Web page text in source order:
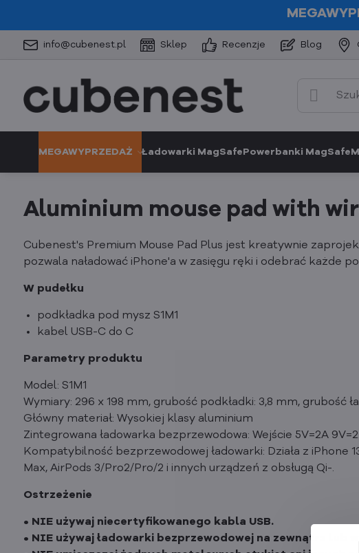
info@cubenest.pl Sklep Recenzje Blog
MEGAWYPRZEDAŻ Ładowarki MagSafe Powerbanki MagSafe
Aluminium mouse pad with
Cubenest's Premium Mouse Pad Plus jest kreatywnie
pozwala naładować iPhone'a w zasięgu ręki i odebrać każde
W pudełku
podkładka pod mysz S1M1
kabel USB-C do C
Parametry produktu
Model: S1M1
Wymiary: 296 x 198 mm, grubość podkładki: 3,8 mm, grubość
Główny materiał: Wysokiej klasy aluminium
Zintegrowana ładowarka bezprzewodowa: Wejście 5V=2A
Kompatybilność bezprzewodowej ładowarki: Działa z iPhone
Max, AirPods 3/Pro2/Pro/2 i innych urządzeń z obsługą Qi-.
Ostrzeżenie
• NIE używaj niecertyfikowanego kabla USB.
• NIE używaj ładowarki bezprzewodowej na zewnątrz lub